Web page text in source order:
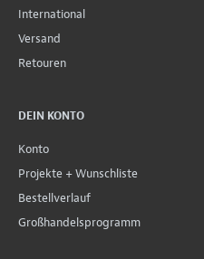
International
Versand
Retouren
DEIN KONTO
Konto
Projekte + Wunschliste
Bestellverlauf
Großhandelsprogramm